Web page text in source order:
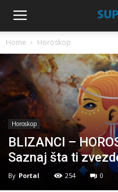
Home Horoskop
Horoskop
BLIZANCI –
Saznaj šta ti
By Portal 254 0